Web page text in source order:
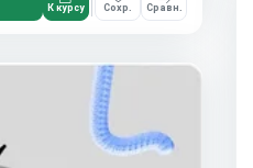
К курсу Сохр. Сравн.